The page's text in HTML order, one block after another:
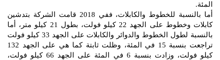
المئة.
أما بالنسبة للخطوط والكابلات، ففي 2018 قامت الشركة بتدشين
كابلات وخطوط على الجهد 22 كيلو فولت، بطول 21 كيلو متر، أما
بالنسبة لطول الخطوط والدوائر والكابلات على الجهد 33 كيلو فولت
تراجعت بنسبة 15 في المئة، وظلت ثابتة كما هي على الجهد 132
كيلو فولت، وزادت بنسبة 6 في المئة على الجهد 66 كيلو فولت،